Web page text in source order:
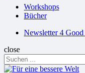
Workshops
Bücher
SuchenNewsletter 4 Good
close
Search
for:
Für